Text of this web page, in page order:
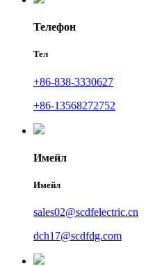
Телефон
Тел
+86-838-3330627
+86-13568272752
Имейл
Имейл
sales02@scdfelectric.cn
dch17@scdfdg.com